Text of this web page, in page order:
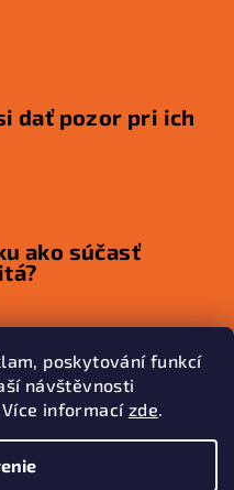
poskytování funkcí
návštěvnosti
informací zde.
dať pozor pri ich
ako súčasť